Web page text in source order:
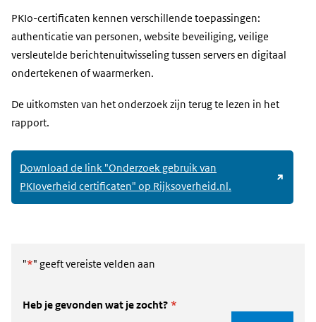
PKIo-certificaten kennen verschillende toepassingen:
authenticatie van personen, website beveiliging, veilige
versleutelde berichtenuitwisseling tussen servers en digitaal
ondertekenen of waarmerken.
De uitkomsten van het onderzoek zijn terug te lezen in het
rapport.
Download de link "Onderzoek gebruik van
PKIoverheid certificaten" op Rijksoverheid.nl.
naar
"*" geeft vereiste velden aan
Heb je gevonden wat je zocht? *